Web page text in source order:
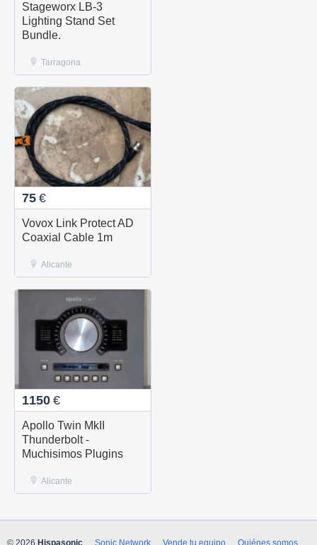
Stageworx LB-3
Lighting Stand Set
Bundle.
Tarragona
75 €
Vovox Link Protect AD
Coaxial Cable 1m
Alicante
1150 €
Apollo Twin MkII
Thunderbolt -
Muchisimos Plugins
Alicante